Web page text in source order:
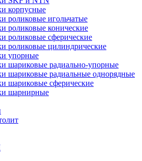
корпусные
роликовые игольчатые
роликовые конические
роликовые сферические
роликовые цилиндрические
упорные
шариковые радиально-упорные
шариковые радиальные однорядные
шариковые сферические
шарнирные